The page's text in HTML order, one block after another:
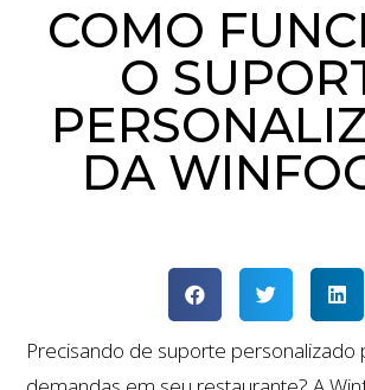
COMO
O
DA
Precisando de suporte personalizado